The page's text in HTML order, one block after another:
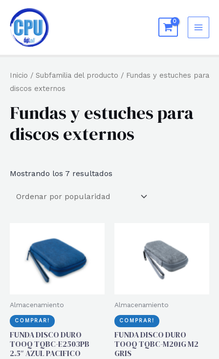
contenido
Inicio / Subfamilia del producto / Fundas y estuches para
discos externos
Fundas y estuches para
discos externos
Mostrando los 7 resultados
Almacenamiento
COMPRAR!
FUNDA DISCO DURO
TOOQ TQBC-E2503PB
2.5″ AZUL PACIFICO
Almacenamiento
COMPRAR!
FUNDA DISCO DURO
TOOQ TQBC-M201G M2
GRIS